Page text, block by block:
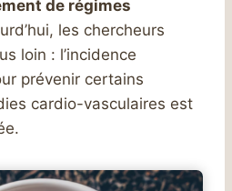
de régimes
les chercheurs
loin : l’incidence
prévenir certains
cardio-vasculaires est